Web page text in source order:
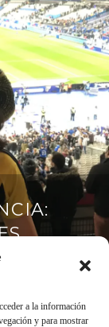
a la información
y para mostrar